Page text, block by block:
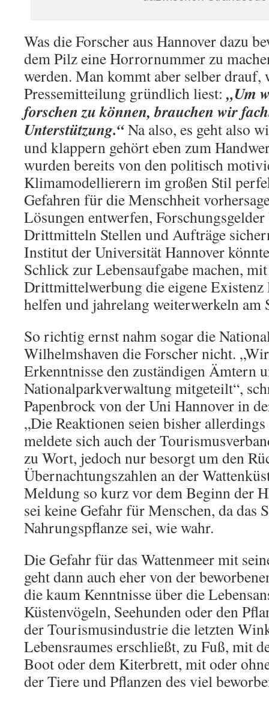
Was die Forscher aus Hannover dazu
dem Pilz eine Horrornummer zu
werden. Man kommt aber selber drauf,
Pressemitteilung gründlich liest:„Um
forschen zu können, brauchen wir
Unterstützung.“Na also, es geht also
und klappern gehört eben zum
wurden bereits von den politisch
Klimamodellierern im großen Stil
Gefahren für die Menschheit
Lösungen entwerfen,
Drittmitteln Stellen und Aufträge
Institut der Universität Hannover
Schlick zur Lebensaufgabe machen,
Drittmittelwerbung die eigene
helfen und jahrelang weiterwerkeln am
So richtig ernst nahm sogar die
Wilhelmshaven die Forscher nicht.
Erkenntnisse den zuständigen Ämtern
Nationalparkverwaltung mitgeteilt“,
Papenbrock von der Uni Hannover in
„Die Reaktionen seien bisher
meldete sich auch der
zu Wort, jedoch nur besorgt um den
Übernachtungszahlen an der
Meldung so kurz vor dem Beginn der
sei keine Gefahr für Menschen, da das
Nahrungspflanze sei, wie wahr.
Die Gefahr für das Wattenmeer mit
geht dann auch eher von der
die kaum Kenntnisse über die
Küstenvögeln, Seehunden oder den
der Tourismusindustrie die letzten
Lebensraumes erschließt, zu Fuß, mit
Boot oder dem Kiterbrett, mit oder
der Tiere und Pflanzen des viel